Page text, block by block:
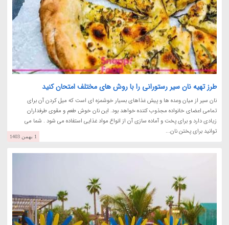
طرز تهیه نان سیر رستورانی را با روش های مختلف امتحان کنید
نان سیر از میان وعده ها و پیش غذاهای بسیار خوشمزه ای است که میل کردن آن برای
تمامی اعضای خانواده مجذوب کننده خواهد بود. این نان خوش طعم و مقوی طرفداران
زیادی دارد و برای پخت و آماده سازی آن از انواع مواد غذایی استفاده می شود . شما می
توانید برای پختن نان...
1 بهمن 1403